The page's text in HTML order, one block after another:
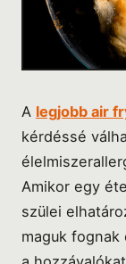
A legjobb air
kérdéssé
Amikor egy
szülei
maguk